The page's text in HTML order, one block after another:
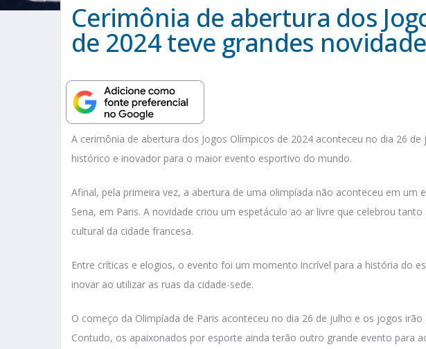
Cerimônia de abertura dos
de 2024 teve grandes
A cerimônia de abertura dos Jogos Olímpicos de 2024 aconteceu no dia 26
histórico e inovador para o maior evento esportivo do mundo.
Afinal, pela primeira vez, a abertura de uma olimpíada não aconteceu em um
Sena, em Paris. A novidade criou um espetáculo ao ar livre que celebrou
cultural da cidade francesa.
Entre críticas e elogios, o evento foi um momento incrível para a história do
inovar ao utilizar as ruas da cidade-sede.
O começo da Olimpíada de Paris aconteceu no dia 26 de julho e os jogos
Contudo, os apaixonados por esporte ainda terão outro grande evento para